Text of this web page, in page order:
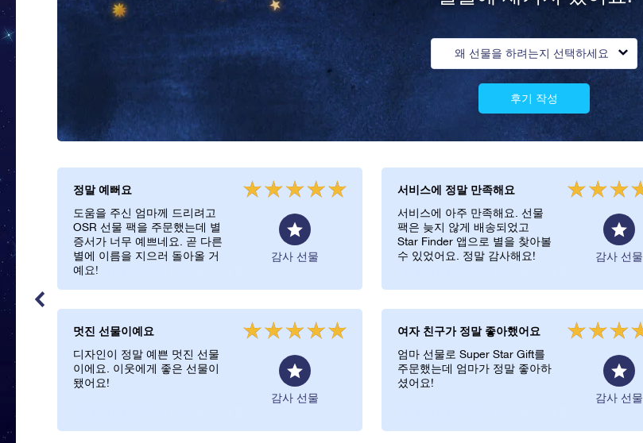
왜 선물을 하려는지 선택하세요
후기 작성
정말 예뻐요
도움을 주신 엄마께 드리려고
OSR 선물 팩을 주문했는데 별
증서가 너무 예쁘네요. 곧 다른
별에 이름을 지으러 돌아올 거
예요!
감사 선물
멋진 선물이예요
디자인이 정말 예쁜 멋진 선물
이에요. 이웃에게 좋은 선물이
됐어요!
감사 선물
서비스에 정말 만족해요
서비스에 아주 만족해요. 선물
팩은 늦지 않게 배송되었고
Star Finder 앱으로 별을 찾아볼
수 있었어요. 정말 감사해요!
감사 선물
여자 친구가 정말 좋아했어요
엄마 선물로 Super Star Gift를
주문했는데 엄마가 정말 좋아하
셨어요!
감사 선물